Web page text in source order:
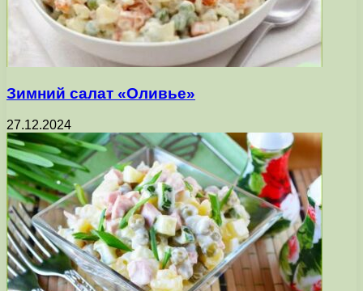
Зимний салат «Оливье»
27.12.2024